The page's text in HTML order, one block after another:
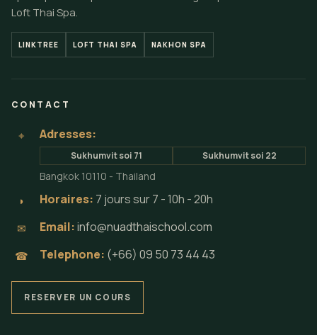
Loft Thai Spa.
LINKTREE LOFT THAI SPA NAKHON SPA
CONTACT
⌖ Adresses:
Sukhumvit soi 71 Sukhumvit soi 22
Bangkok 10110 - Thailand
◗ Horaires: 7 jours sur 7 - 10h - 20h
✉ Email:info@nuadthaischool.com
☎ Telephone: (+66) 09 50 73 44 43
RESERVER UN COURS